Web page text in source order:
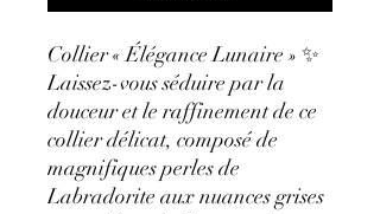
Collier « Élégance Lunaire » ✨
Laissez-vous séduire par la
douceur et le raffinement de ce
collier délicat, composé de
magnifiques perles de
Labradorite aux nuances grises